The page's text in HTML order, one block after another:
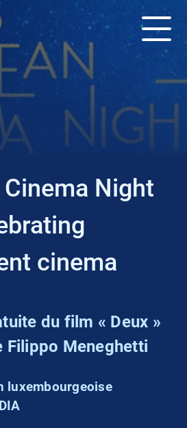
Night
cinema
du film « Deux »
Filippo Meneghetti
luxembourgeoise